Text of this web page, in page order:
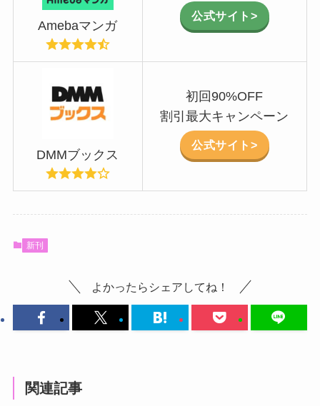
Amebaマンガ
公式サイト>
DMMブックス
初回90%OFF
割引最大キャンペーン
公式サイト>
新刊
よかったらシェアしてね！
関連記事